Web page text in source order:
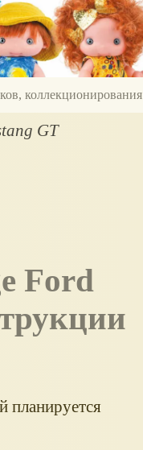
коллекционирования
GT
планируется